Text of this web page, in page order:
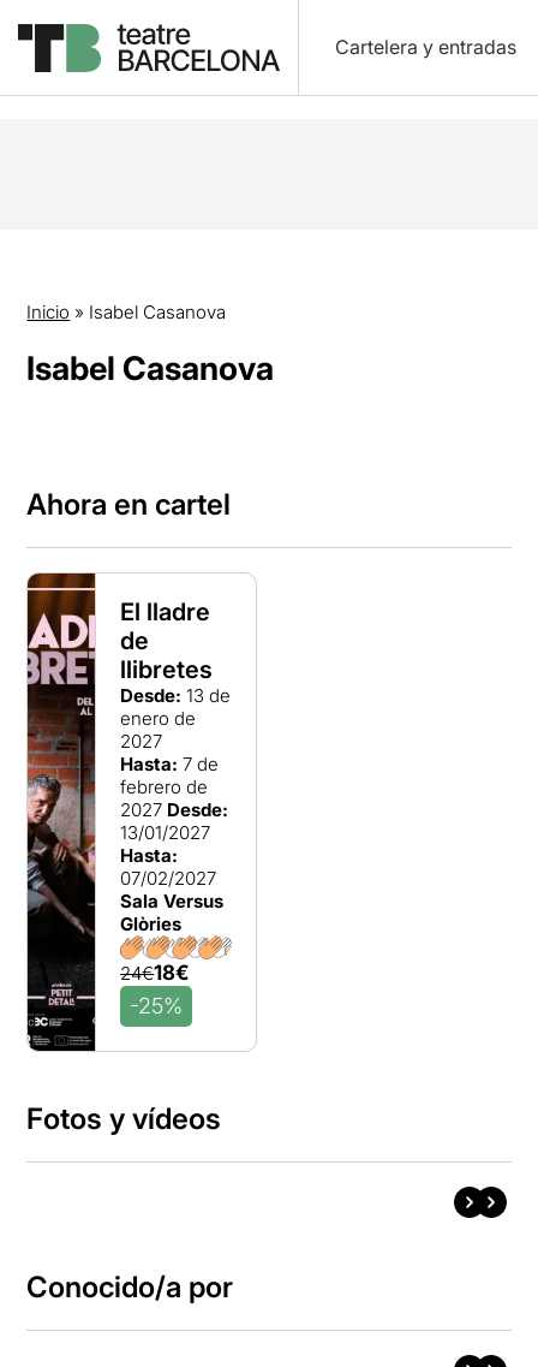
Cartelera y entradas
Inicio » Isabel Casanova
Isabel Casanova
Ahora en cartel
El lladre
de
llibretes
Desde: 13 de
enero de
2027
Hasta: 7 de
febrero de
2027 Desde:
13/01/2027
Hasta:
07/02/2027
Sala Versus
Glòries
24€18€
-25%
Fotos y vídeos
Conocido/a por